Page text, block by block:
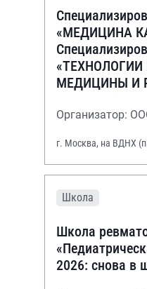
«МЕДИЦИНА
МЕДИЦИНЫ И
Организатор:
г. Москва, на ВДНХ
Школа
Школа
2026: снова в